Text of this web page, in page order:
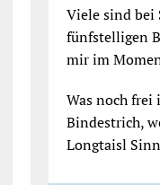
Viele sind bei
fünfstelligen
mir im
Was noch
Bindestrich,
Longtaisl